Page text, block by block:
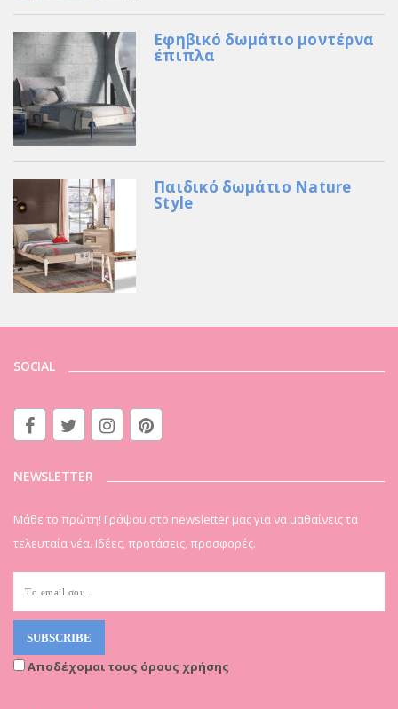
Εφηβικό δωμάτιο μοντέρνα
έπιπλα
Παιδικό δωμάτιο Nature
Style
SOCIAL
NEWSLETTER
Μάθε το πρώτη! Γράψου στο newsletter μας για να μαθαίνεις τα
τελευταία νέα. Ιδέες, προτάσεις, προσφορές.
Αποδέχομαι τους όρους χρήσης